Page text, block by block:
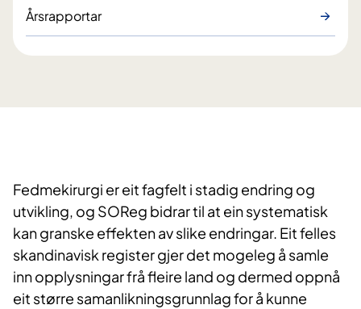
Årsrapportar
Fedmekirurgi er eit fagfelt i stadig endring og
utvikling, og SOReg bidrar til at ein systematisk
kan granske effekten av slike endringar. Eit felles
skandinavisk register gjer det mogeleg å samle
inn opplysningar frå fleire land og dermed oppnå
eit større samanlikningsgrunnlag for å kunne